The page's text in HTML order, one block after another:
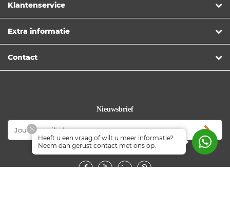
Klantenservice
Extra informatie
Contact
Nieuwsbrief
Volg ons
Heeft u een vraag of wilt u meer informatie?
Neem dan gerust contact met ons op.